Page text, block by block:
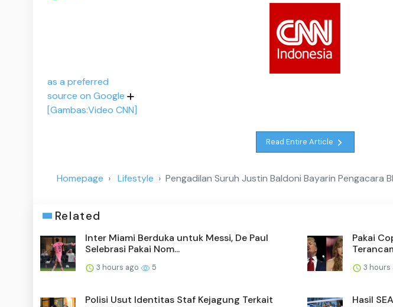
as a preferred
source on Google
[Gambas:Video CNN]
Read Entire Article
Homepage Lifestyle Pengadilan Suruh Justin Baldoni Bayarin Pengacara
Related
Inter Miami Berduka untuk Messi, De Paul
Selebrasi Pakai Nom...
3 hours ago 5
Pakai
3 hours
Polisi Usut Identitas Staf Kejagung Terkait
Hasil